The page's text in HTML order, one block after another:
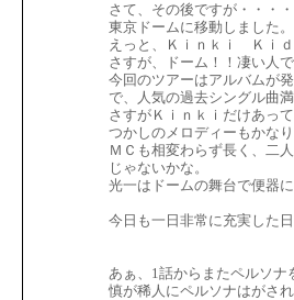
さて、その後ですが・・・・
東京ドームに移動しました。
えっと、Ｋｉｎｋｉ Ｋｉ
さすが、ドーム！！凄い人
今回のツアーはアルバムが
で、人気の過去シングル曲
さすがＫｉｎｋｉだけあっ
つかしのメロディーもかな
ＭＣも相変わらず長く、二
じゃないかな。
光一はドームの舞台で便器
今日も一日非常に充実した
あぁ、1話からまたペルソナ
慎が稀人にペルソナはがさ